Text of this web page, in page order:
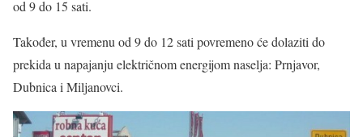
od 9 do 15 sati.
Također, u vremenu od 9 do 12 sati povremeno će dolaziti do
prekida u napajanju električnom energijom naselja: Prnjavor,
Dubnica i Miljanovci.